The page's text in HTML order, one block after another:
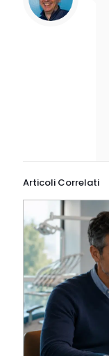
Articoli Correlati